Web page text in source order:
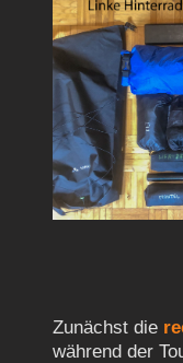
Zunächst die
während der